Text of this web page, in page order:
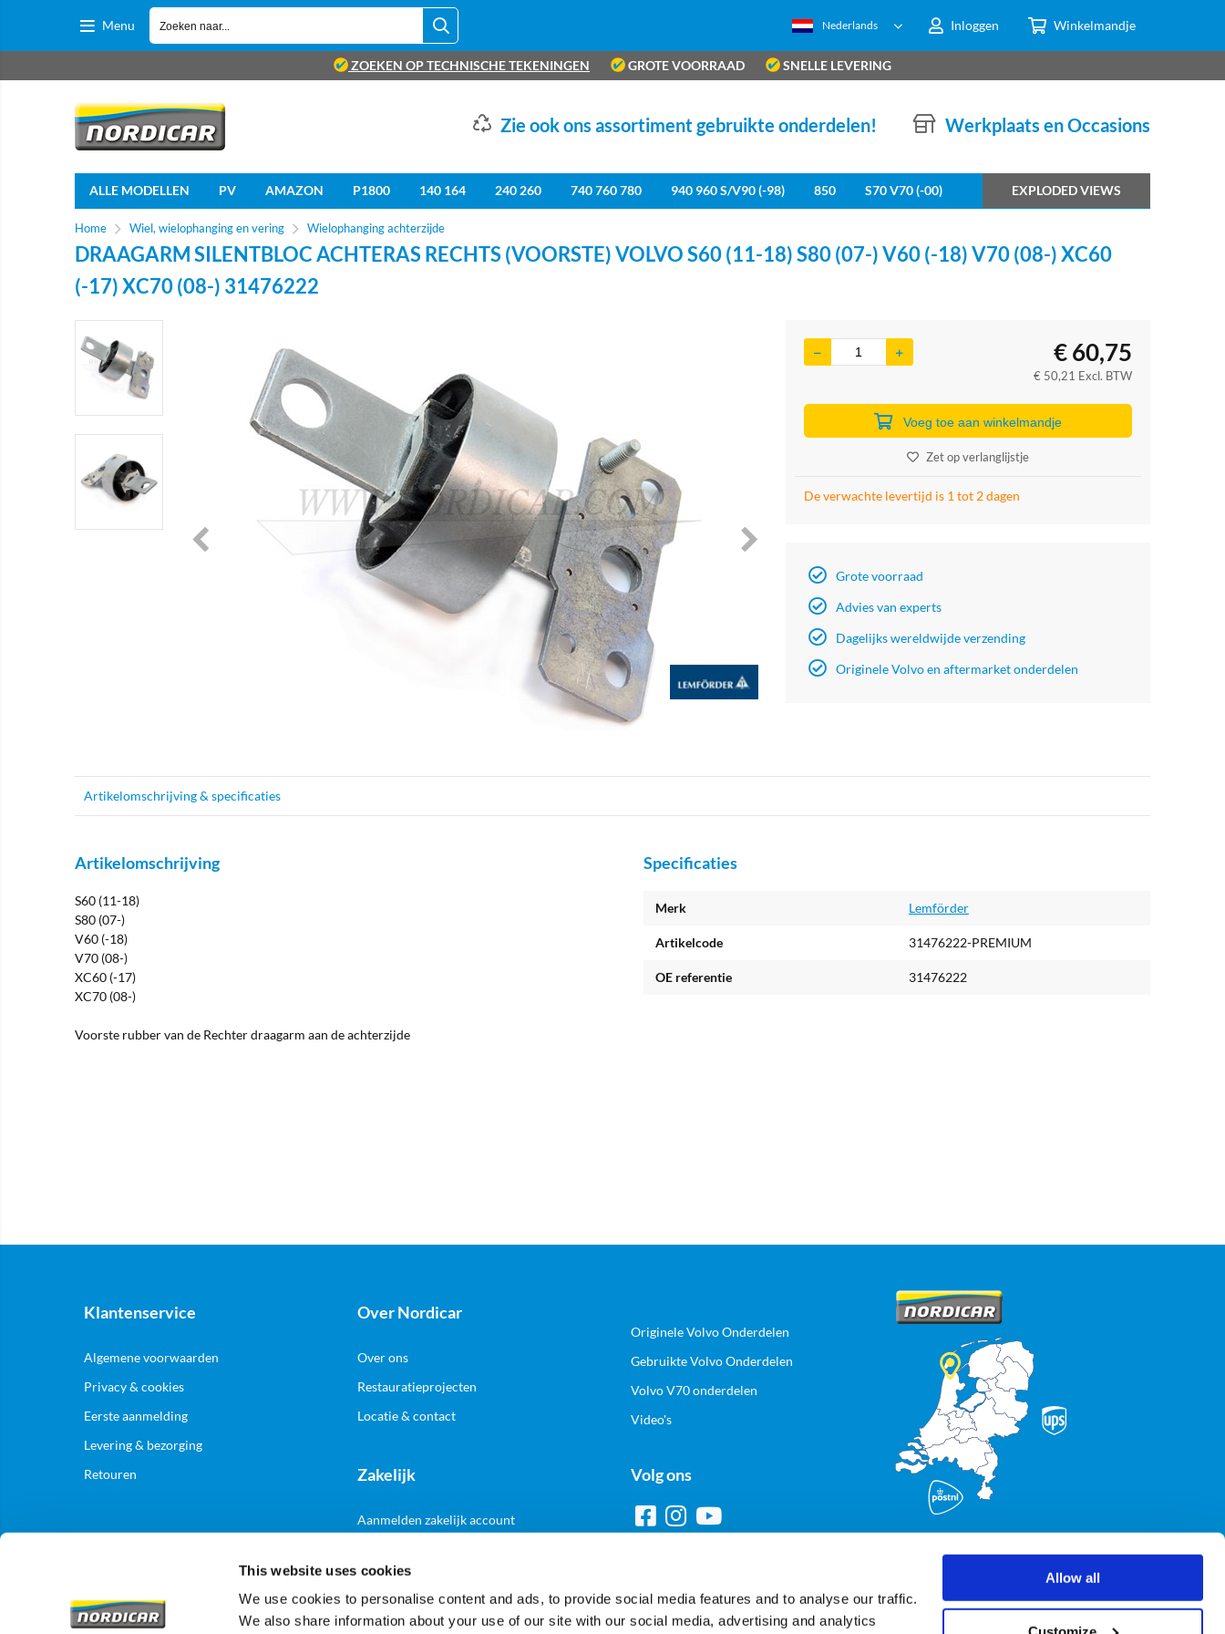
This website uses cookies
We use cookies to personalise content and ads, to provide social media features and to analyse our traffic.
We also share information about your use of our site with our social media, advertising and analytics
Allow all
Menu Inloggen Winkelmandje
Nederlands
ZOEKEN OP TECHNISCHE TEKENINGEN GROTE VOORRAAD SNELLE LEVERING
Werkplaats en Occasions
Zie ook ons assortiment gebruikte onderdelen!
ALLE MODELLEN PV AMAZON P1800 140 164 240 260 740 760 780 940 960 S/V90 (-98) 850 S70 V70 (-00) EXPLODED VIEWS
Home Wiel, wielophanging en vering Wielophanging achterzijde
DRAAGARM SILENTBLOC ACHTERAS RECHTS (VOORSTE) VOLVO S60 (11-18) S80 (07-) V60 (-18) V70 (08-) XC60
(-17) XC70 (08-) 31476222
Brand
€60,75
€ 50,21 Excl. BTW
Voeg toe aan winkelmandje
Zet op verlanglijstje
De verwachte levertijd is 1 tot 2 dagen
Grote voorraad
Advies van experts
Dagelijks wereldwijde verzending
Originele Volvo en aftermarket onderdelen
Artikelomschrijving & specificaties
Artikelomschrijving
S60 (11-18)
S80 (07-)
V60 (-18)
V70 (08-)
XC60 (-17)
XC70 (08-)
Voorste rubber van de Rechter draagarm aan de achterzijde
Specificaties
Merk Lemförder
Artikelcode 31476222-PREMIUM
OE referentie 31476222
Klantenservice
Algemene voorwaarden
Privacy & cookies
Eerste aanmelding
Levering & bezorging
Retouren
Over Nordicar
Over ons
Restauratieprojecten
Locatie & contact
Originele Volvo Onderdelen
Gebruikte Volvo Onderdelen
Volvo V70 onderdelen
Video's
Zakelijk
Aanmelden zakelijk account
Volg ons
Veilig en gemakkelijk betalen